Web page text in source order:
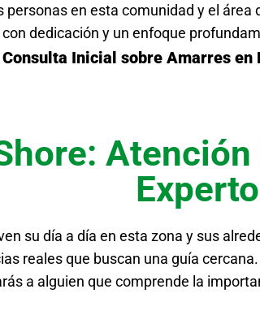
en esta comunidad y el
dedicación y un enfoque
Consulta Inicial sobre Amarres
Experto
su día a día en esta zona y sus
reales que buscan una guía
a alguien que comprende la